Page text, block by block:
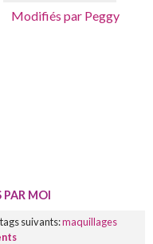
Modifiés par Peggy
PAR MOI
suivants:maquillages